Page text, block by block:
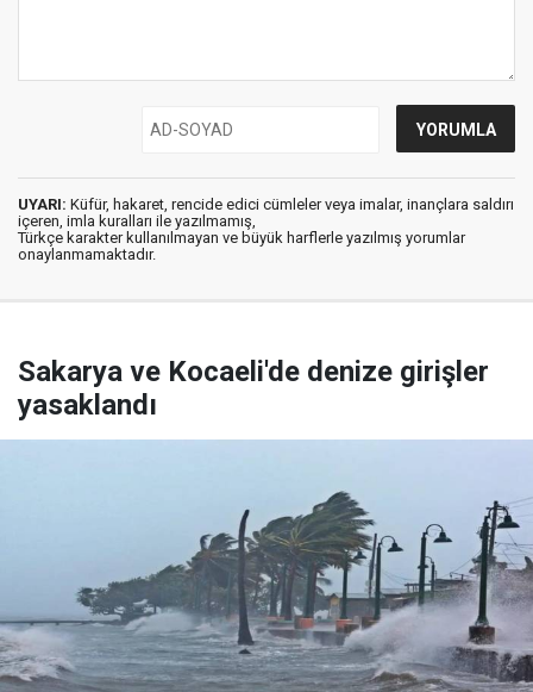
UYARI: Küfür, hakaret, rencide edici cümleler veya imalar, inançlara saldırı
içeren, imla kuralları ile yazılmamış,
Türkçe karakter kullanılmayan ve büyük harflerle yazılmış yorumlar
onaylanmamaktadır.
Sakarya ve Kocaeli'de denize girişler
yasaklandı